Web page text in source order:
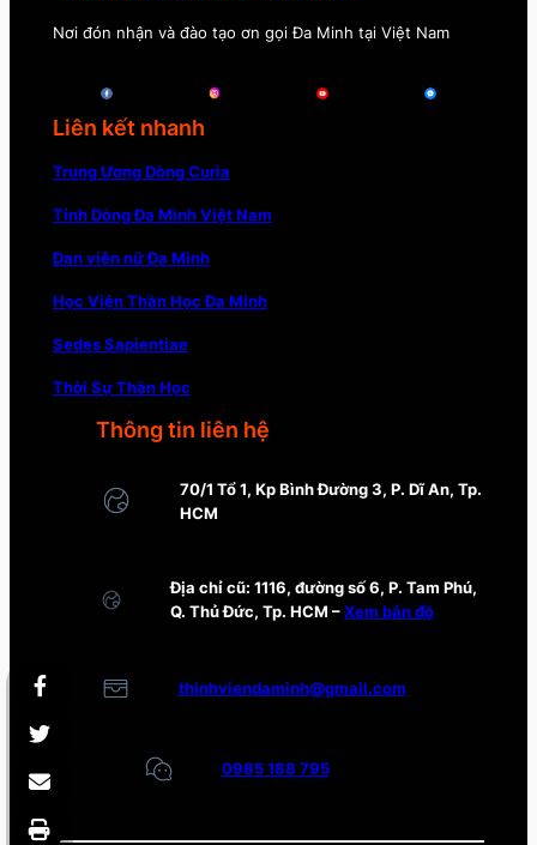
Nơi đón nhận và đào tạo ơn gọi Đa Minh tại Việt Nam
Liên kết nhanh
Trung Ương Dòng Curia
Tỉnh Dòng Đa Minh Việt Nam
Đan viện nữ Đa Minh
Học Viện Thần Học Đa Minh
Sedes Sapientiae
Thời Sự Thần Học
Thông tin liên hệ
70/1 Tổ 1, Kp Bình Đường 3, P. Dĩ An, Tp.
HCM
Địa chỉ cũ: 1116, đường số 6, P. Tam Phú,
Q. Thủ Đức, Tp. HCM –Xem bản đồ
thinhviendaminh@gmail.com
0985 188 795